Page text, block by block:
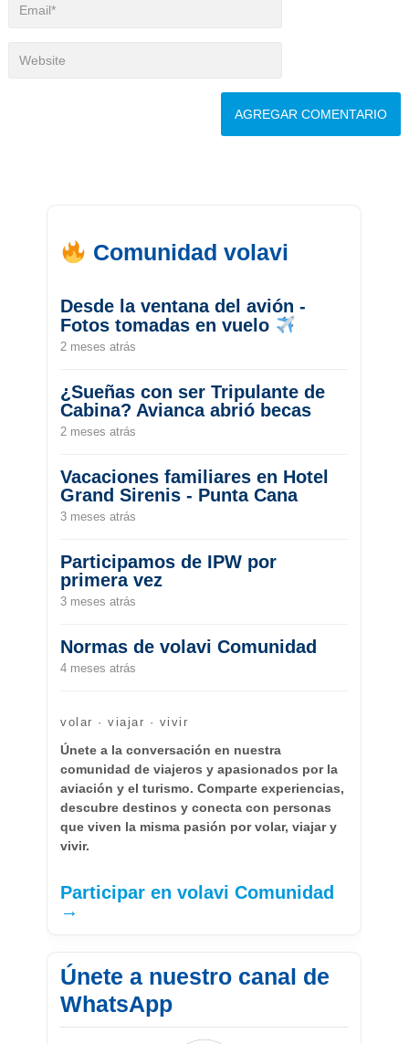
Comunidad volavi
Desde la ventana del avión -
Fotos tomadas en vuelo
2 meses atrás
¿Sueñas con ser Tripulante de
Cabina? Avianca abrió becas
2 meses atrás
Vacaciones familiares en Hotel
Grand Sirenis - Punta Cana
3 meses atrás
Participamos de IPW por
primera vez
3 meses atrás
Normas de volavi Comunidad
4 meses atrás
volar · viajar · vivir
Únete a la conversación en nuestra
comunidad de viajeros y apasionados por la
aviación y el turismo. Comparte experiencias,
descubre destinos y conecta con personas
que viven la misma pasión por volar, viajar y
vivir.
Participar en volavi Comunidad
→
Únete a nuestro canal de
WhatsApp